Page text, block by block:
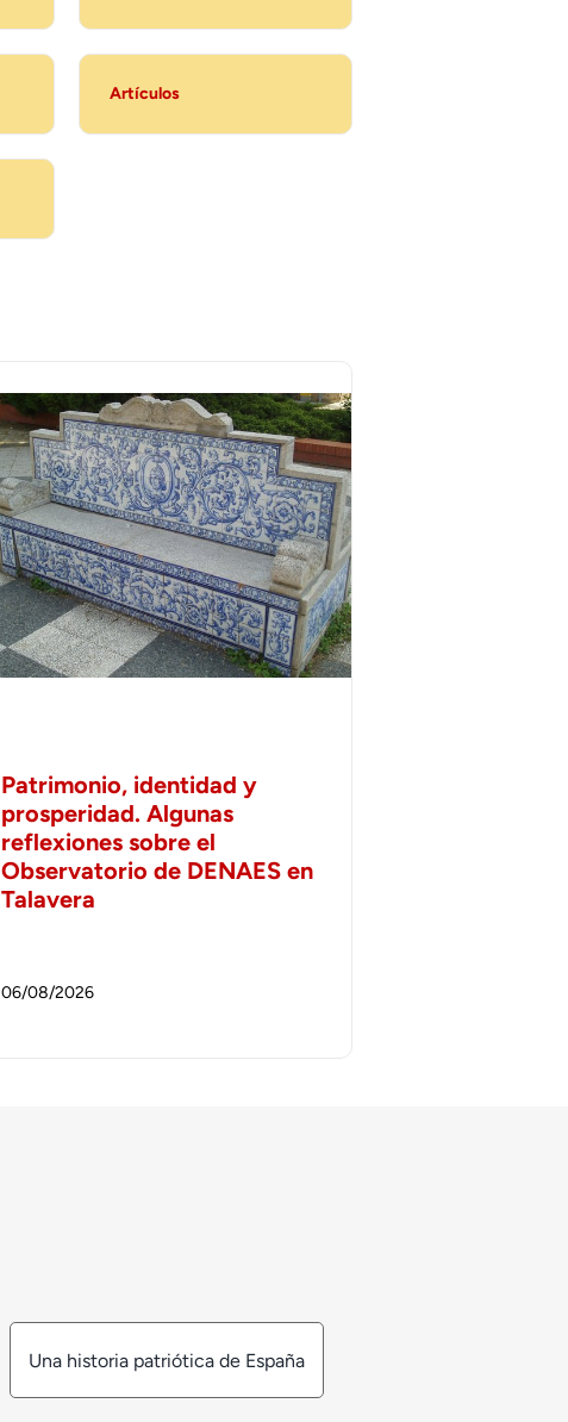
Artículos
Patrimonio, identidad y
prosperidad. Algunas
reflexiones sobre el
Observatorio de DENAES en
Talavera
06/08/2026
Una historia patriótica de España